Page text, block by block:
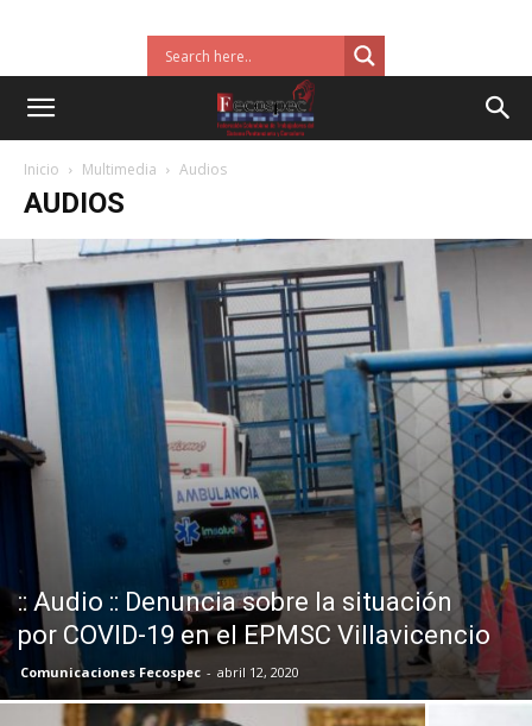
Inicio Multimedia Audios
AUDIOS
:: Audio :: Denuncia sobre la situación
por COVID-19 en el EPMSC Villavicencio
Comunicaciones Fecospec - abril 12, 2020